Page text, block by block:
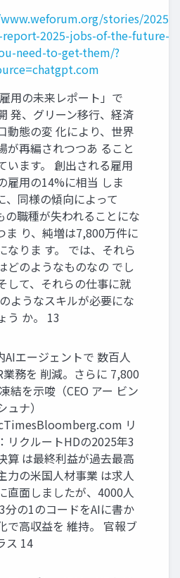
stories/2025/
2025-jobs-of-the-future-
need-to-get-them/?
雇用の未来レポート」で
発、グリーン移行、経済
動態の変 化により、世界
が再編されつつあ ること
います。 創出される雇用
雇用の14%に相当 しま
、同様の傾向によって
の職種が失われることにな
ま り、純増は7,800万件に
なりま す。 では、それら
どのようなものなの でし
して、それらの仕事に就
ようなスキルが必要にな
う か。 13
AIエージェントで 数百人
業務を 削減。さらに 7,800
結を示唆（CEO アー ビン
ュナ）
リ
リクルートHDの2025年3
算 は最終利益が過去最高
力の米国人材事業 は求人
直面しましたが、4000人
分の1のコードをAIに書か
で高収益を 維持。 官報ブ
ス 14